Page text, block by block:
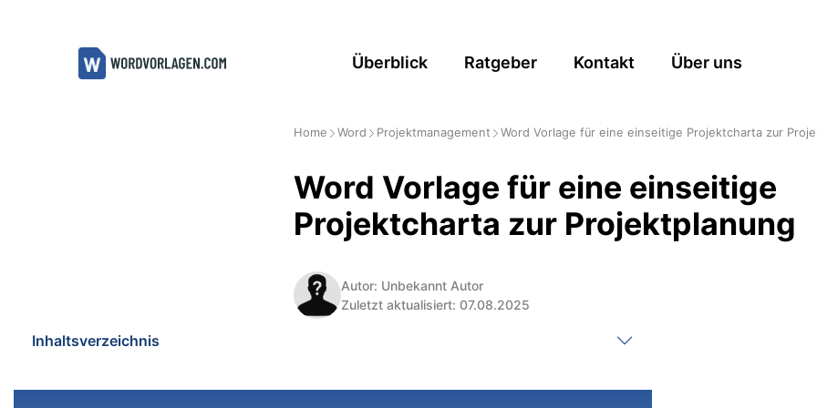
Überblick Ratgeber Kontakt Über uns
Home Word Projektmanagement Word Vorlage für eine einseitige Projektcharta zur
Word Vorlage für eine einseitige
Projektcharta zur Projektplanung
Autor: Unbekannt Autor
Zuletzt aktualisiert: 07.08.2025
Inhaltsverzeichnis